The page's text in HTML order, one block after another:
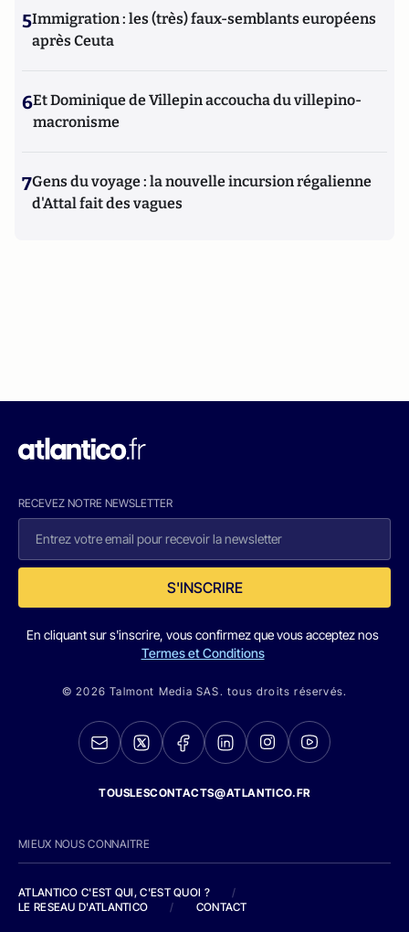
5Immigration : les (très) faux-semblants européens
après Ceuta
6Et Dominique de Villepin accoucha du villepino-
macronisme
7Gens du voyage : la nouvelle incursion régalienne
d'Attal fait des vagues
RECEVEZ NOTRE NEWSLETTER
S'INSCRIRE
En cliquant sur s'inscrire, vous confirmez que vous acceptez nos
Termes et Conditions
© 2026 Talmont Media SAS. tous droits réservés.
TOUSLESCONTACTS@ATLANTICO.FR
MIEUX NOUS CONNAITRE
ATLANTICO C'EST QUI, C'EST QUOI ?
/
LE RESEAU D'ATLANTICO
/ CONTACT